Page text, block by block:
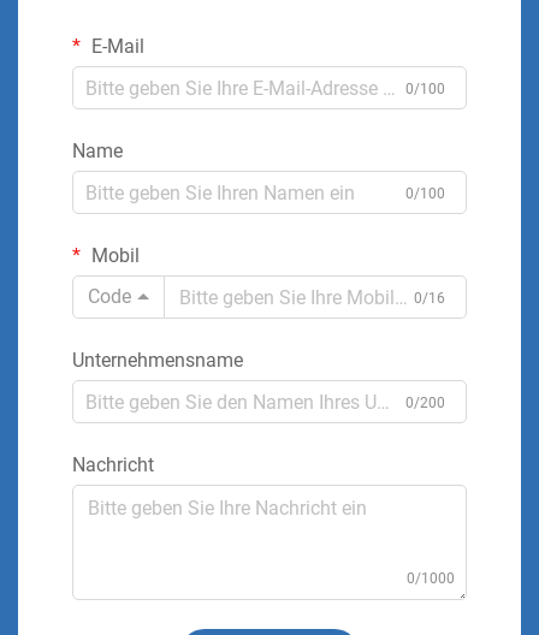
E-Mail
0/100
Name
0/100
Mobil
Code
0/16
Unternehmensname
0/200
Nachricht
0/1000